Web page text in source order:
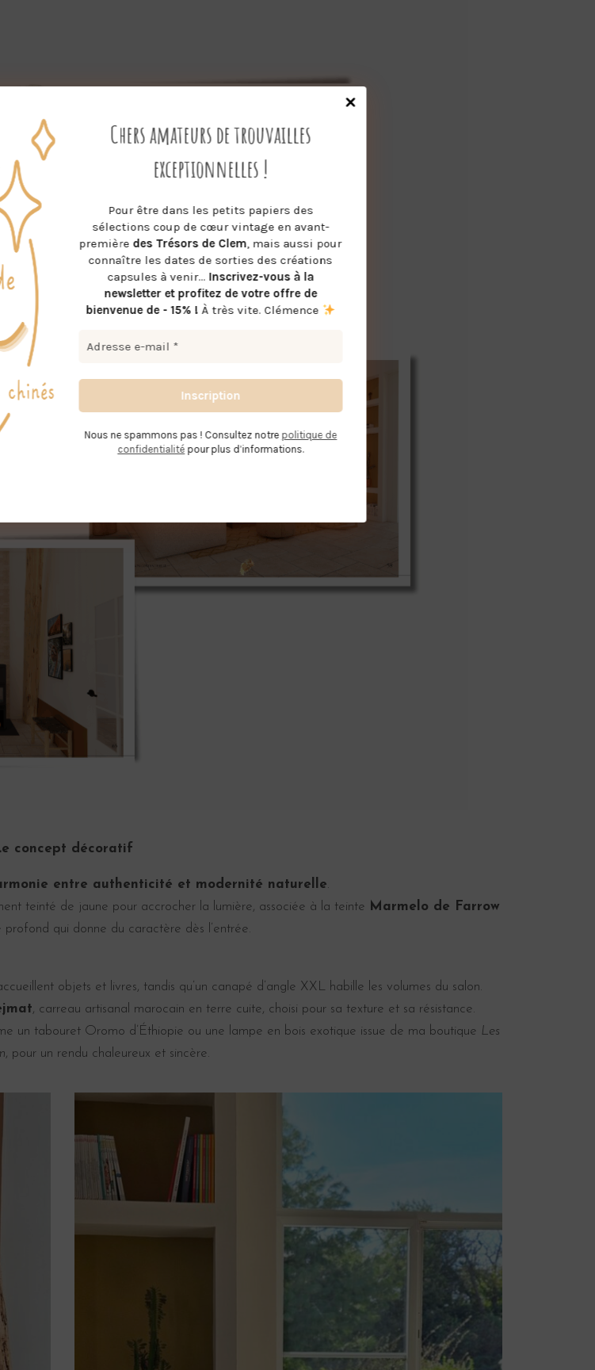
concept décoratif
entre authenticité et modernité naturelle.
teinté de jaune pour accrocher la lumière, associée à la teinte Marmelo de Farrow
profond qui donne du caractère dès l’entrée.
objets et livres, tandis qu’un canapé d’angle XXL habille les volumes du salon.
, carreau artisanal marocain en terre cuite, choisi pour sa texture et sa résistance.
un tabouret Oromo d’Éthiopie ou une lampe en bois exotique issue de ma boutique Les
, pour un rendu chaleureux et sincère.
Chers amateurs de trouvailles
exceptionnelles !
Pour être dans les petits papiers des
sélections coup de cœur vintage en avant-
première des Trésors de Clem, mais aussi pour
connaître les dates de sorties des créations
capsules à venir… Inscrivez-vous à la
newsletter et profitez de votre offre de
bienvenue de - 15% ! À très vite. Clémence
Nous ne spammons pas ! Consultez notre politique de
confidentialité pour plus d’informations.